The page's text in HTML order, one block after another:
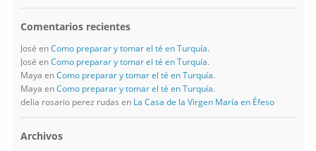
Comentarios recientes
José enComo preparar y tomar el té en Turquía.
José enComo preparar y tomar el té en Turquía.
Maya enComo preparar y tomar el té en Turquía.
Maya enComo preparar y tomar el té en Turquía.
delia rosario perez rudas en La Casa de la Virgen María en Éfeso
Archivos